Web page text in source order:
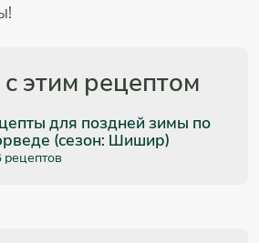
этим рецептом
для поздней зимы по
(сезон: Шишир)
рецептов